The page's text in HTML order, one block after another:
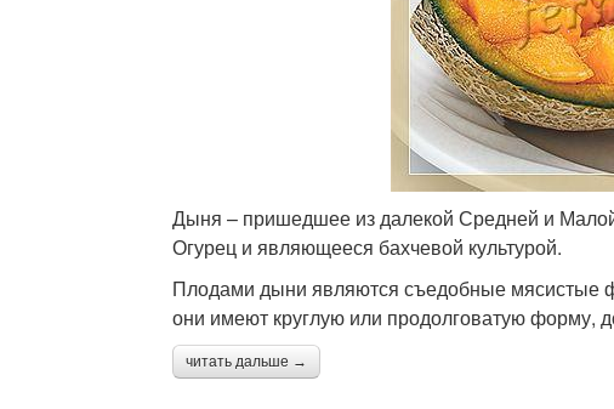
Дыня – пришедшее из далекой Средней и
Огурец и являющееся бахчевой культурой.
Плодами дыни являются съедобные мясистые
они имеют круглую или продолговатую форму,
читать дальше →